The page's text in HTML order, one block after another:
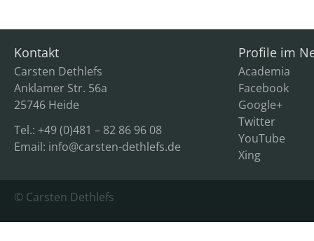
Kontakt
Carsten Dethlefs
Anklamer Str. 56a
25746 Heide
Tel.: +49 (0)481 – 82 86 96 08
Email: info@carsten-dethlefs.de
Profile im
Academia
Facebook
Google+
Twitter
YouTube
Xing
© Carsten Dethlefs